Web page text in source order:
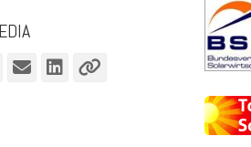
E-
LinkedIn
Verknüpfung